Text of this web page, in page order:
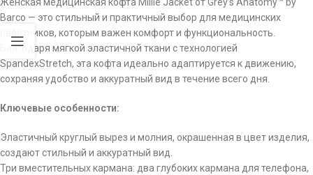
Женская медицинская кофта Millie Jacket от Grey’s Anatomy™ by
Barco — это стильный и практичный выбор для медицинских
работников, которым важен комфорт и функциональность.
Благодаря мягкой эластичной ткани с технологией
SpandexStretch, эта кофта идеально адаптируется к движению,
сохраняя удобство и аккуратный вид в течение всего дня.
Ключевые особенности:
Эластичный круглый вырез и молния, окрашенная в цвет изделия,
создают стильный и аккуратный вид.
Три вместительных кармана: два глубоких кармана для телефона,